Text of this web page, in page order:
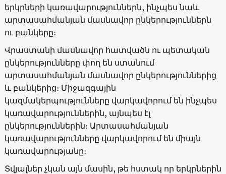
երկրների կառավարություններն, ինչպես նաև
արտասահմանյան մասնավոր ընկերություններն
ու բանկերը։
Վրաստանի մասնավոր հատվածն ու պետական
ընկերությունները փող են ստանում
արտասահմանյան մասնավոր ընկերություններից
և բանկերից։ Միջազգային
կազմակերպությունները վարկավորում են ինչպես
կառավարություններին, այնպես էլ
ընկերություններին։ Արտասահմանյան
կառավարությունները վարկավորում են միայն
կառավարությանը։
Տվյալներ չկան այն մասին, թե հստակ որ երկրներին